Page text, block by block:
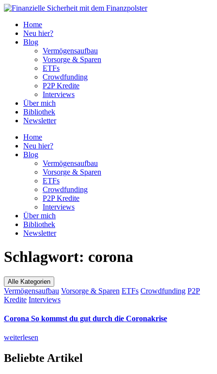
Home
Neu hier?
Blog
Vermögensaufbau
Vorsorge & Sparen
ETFs
Crowdfunding
P2P Kredite
Interviews
Über mich
Bibliothek
Newsletter
Home
Neu hier?
Blog
Vermögensaufbau
Vorsorge & Sparen
ETFs
Crowdfunding
P2P Kredite
Interviews
Über mich
Bibliothek
Newsletter
Schlagwort: corona
Alle Kategorien
Vermögensaufbau Vorsorge & Sparen ETFs Crowdfunding P2P
Kredite Interviews
Corona So kommst du gut durch die Coronakrise
weiterlesen
Beliebte Artikel